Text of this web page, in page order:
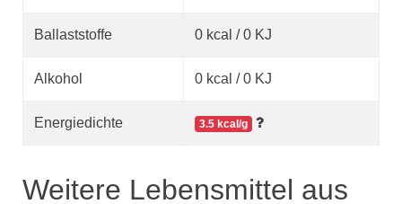
Ballaststoffe 0 kcal / 0 KJ
Alkohol 0 kcal / 0 KJ
Energiedichte 3.5 kcal/g
Weitere Lebensmittel aus